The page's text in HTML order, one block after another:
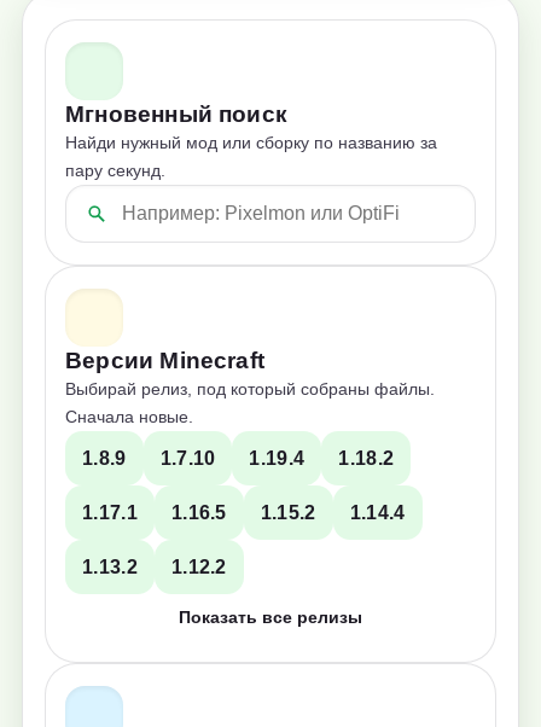
Мгновенный поиск
Найди нужный мод или сборку по названию за
пару секунд.
Версии Minecraft
Выбирай релиз, под который собраны файлы.
Сначала новые.
1.8.9 1.7.10 1.19.4 1.18.2
1.17.1 1.16.5 1.15.2 1.14.4
1.13.2 1.12.2
Показать все релизы